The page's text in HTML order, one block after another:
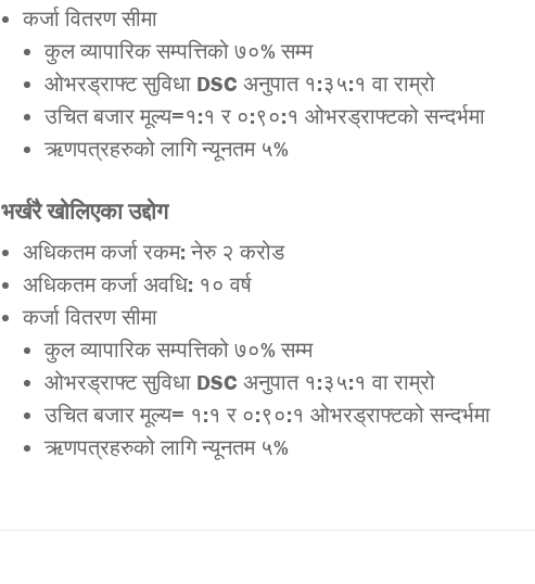
कर्जा वितरण सीमा
कुल व्यापारिक सम्पत्तिको ७०% सम्म
ओभरड्राफ्ट सुविधा DSC अनुपात १:३५:१ वा राम्रो
उचित बजार मूल्य=१:१ र ०:९०:१ ओभरड्राफ्टको सन्दर्भमा
ऋणपत्रहरुको लागि न्यूनतम ५%
भर्खरै खोलिएका उद्दोग
अधिकतम कर्जा रकम: नेरु २ करोड
अधिकतम कर्जा अवधि: १० वर्ष
कर्जा वितरण सीमा
कुल व्यापारिक सम्पत्तिको ७०% सम्म
ओभरड्राफ्ट सुविधा DSC अनुपात १:३५:१ वा राम्रो
उचित बजार मूल्य= १:१ र ०:९०:१ ओभरड्राफ्टको सन्दर्भमा
ऋणपत्रहरुको लागि न्यूनतम ५%